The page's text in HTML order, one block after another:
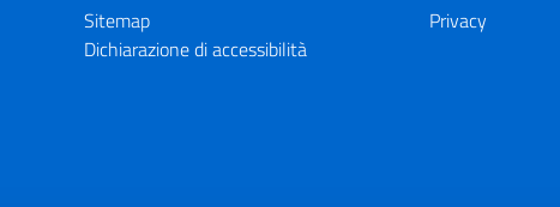
Sitemap
Dichiarazione di accessibilità
Privacy